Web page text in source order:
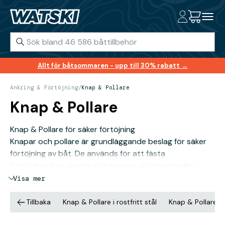
Allt för båtsommaren - upp till 30% rabatt →
Ankring & Förtöjning/Knap & Pollare
Knap & Pollare
Knap & Pollare för säker förtöjning
Knapar och pollare är grundläggande beslag för säker
förtöjning av båt. De används för att fästa
ombord och måste tåla hög belastning från vind, vågor
och ström.
Hos Watski hittar du knapar och pollare i flera material
och utföranden, anpassade för både mindre
Visa mer
Tillbaka Knap & Pollare i rostfritt stål Knap & Pollare i